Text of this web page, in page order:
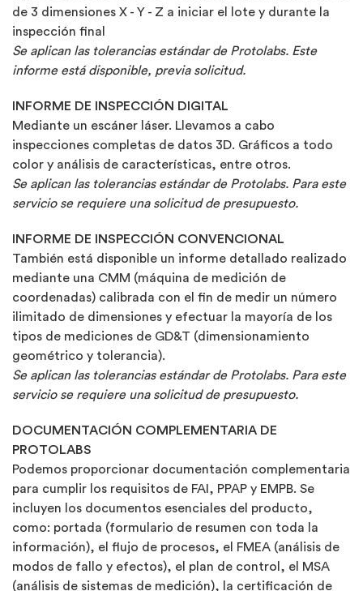
de 3 dimensiones X - Y - Z a iniciar el lote y durante la
inspección final
Se aplican las tolerancias estándar de Protolabs. Este
informe está disponible, previa solicitud.
INFORME DE INSPECCIÓN DIGITAL
Mediante un escáner láser. Llevamos a cabo
inspecciones completas de datos 3D. Gráficos a todo
color y análisis de características, entre otros.
Se aplican las tolerancias estándar de Protolabs. Para este
servicio se requiere una solicitud de presupuesto.
INFORME DE INSPECCIÓN CONVENCIONAL
También está disponible un informe detallado realizado
mediante una CMM (máquina de medición de
coordenadas) calibrada con el fin de medir un número
ilimitado de dimensiones y efectuar la mayoría de los
tipos de mediciones de GD&T (dimensionamiento
geométrico y tolerancia).
Se aplican las tolerancias estándar de Protolabs. Para este
servicio se requiere una solicitud de presupuesto.
DOCUMENTACIÓN COMPLEMENTARIA DE
PROTOLABS
Podemos proporcionar documentación complementaria
para cumplir los requisitos de FAI, PPAP y EMPB. Se
incluyen los documentos esenciales del producto,
como: portada (formulario de resumen con toda la
información), el flujo de procesos, el FMEA (análisis de
modos de fallo y efectos), el plan de control, el MSA
(análisis de sistemas de medición), la certificación de